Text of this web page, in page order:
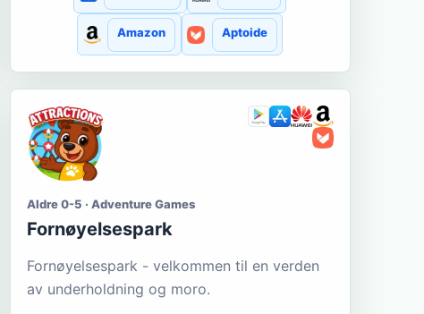
Amazon Aptoide
Aldre 0-5 · Adventure Games
Fornøyelsespark
Fornøyelsespark - velkommen til en verden
av underholdning og moro.